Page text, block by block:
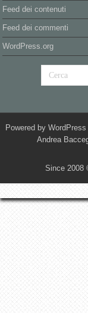
Feed dei contenuti
Feed dei commenti
WordPress.org
Powered by WordPress
Andrea
Since 2008